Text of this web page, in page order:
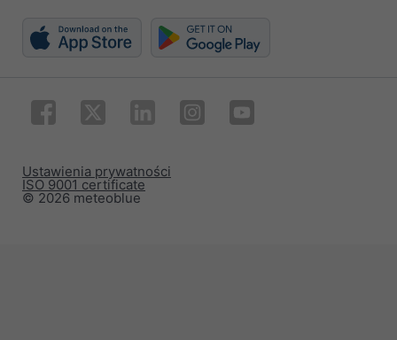
© 2026 meteoblue
ISO 9001 certificate
Ustawienia prywatności